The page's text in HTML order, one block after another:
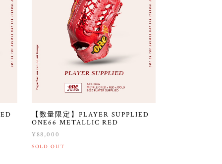
【数量限定】PLAYER SUPPLIED
ONE66 METALLIC RED
¥88,000
SOLD OUT